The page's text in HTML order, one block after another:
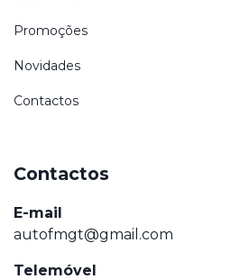
Promoções
Novidades
Contactos
Contactos
E-mail
autofmgt@gmail.com
Telemóvel